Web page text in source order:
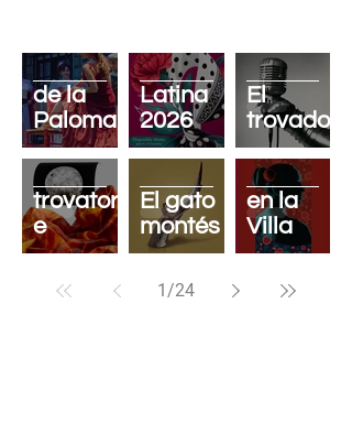
verbena
de la
Paloma
en la
Latina
2026
El
trovador
Il
trovator
e
El gato
montés
Zarzuela
en la
Villa
1 /24